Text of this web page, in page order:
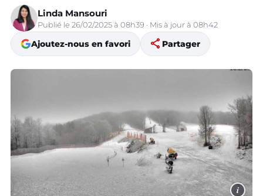
Linda Mansouri
Publié le 26/02/2025 à 08h39 · Mis à jour à 08h42
Ajoutez-nous en favori share Partager
i